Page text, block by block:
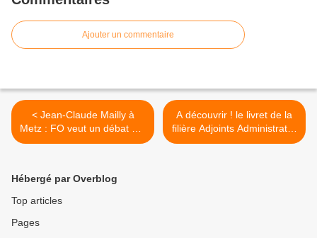
Ajouter un commentaire
< Jean-Claude Mailly à
Metz : FO veut un débat sur
le service public
A découvrir ! le livret de la
filière Adjoints Administratifs
>
Hébergé par Overblog
Top articles
Pages